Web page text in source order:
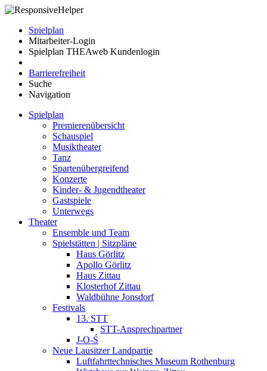
Spielplan
Mitarbeiter-Login
Spielplan THEAweb Kundenlogin
Barrierefreiheit
Suche
Navigation
Spielplan
Premierenübersicht
Schauspiel
Musiktheater
Tanz
Spartenübergreifend
Konzerte
Kinder- & Jugendtheater
Gastspiele
Unterwegs
Theater
Ensemble und Team
Spielstätten | Sitzpläne
Haus Görlitz
Apollo Görlitz
Haus Zittau
Klosterhof Zittau
Waldbühne Jonsdorf
Festivals
13. STT
STT-Ansprechpartner
J-O-Ś
Neue Lausitzer Landpartie
Luftfahrttechnisches Museum Rothenburg